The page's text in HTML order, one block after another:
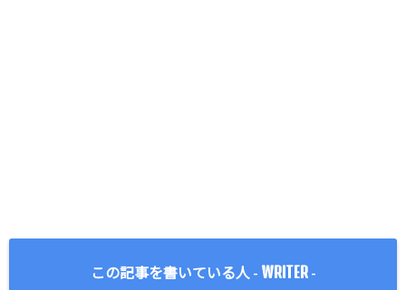
この記事を書いている人 - WRITER-